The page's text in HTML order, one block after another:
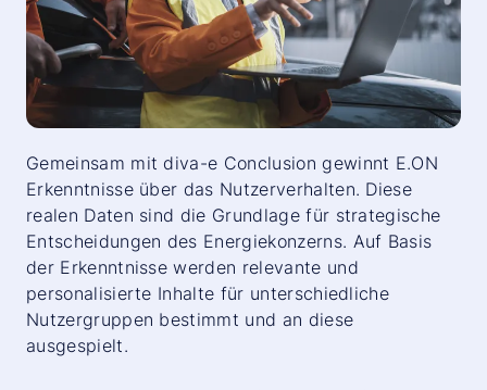
Gemeinsam mit diva-e Conclusion gewinnt E.ON
Erkenntnisse über das Nutzerverhalten. Diese
realen Daten sind die Grundlage für strategische
Entscheidungen des Energiekonzerns. Auf Basis
der Erkenntnisse werden relevante und
personalisierte Inhalte für unterschiedliche
Nutzergruppen bestimmt und an diese
ausgespielt.